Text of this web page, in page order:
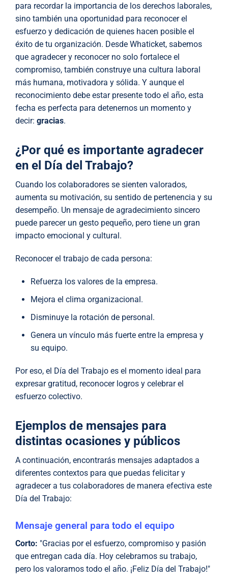
para recordar la importancia de los derechos laborales,
sino también una oportunidad para reconocer el
esfuerzo y dedicación de quienes hacen posible el
éxito de tu organización. Desde Whaticket, sabemos
que agradecer y reconocer no solo fortalece el
compromiso, también construye una cultura laboral
más humana, motivadora y sólida. Y aunque el
reconocimiento debe estar presente todo el año, esta
fecha es perfecta para detenernos un momento y
decir: gracias.
¿Por qué es importante agradecer
en el Día del Trabajo?
Cuando los colaboradores se sienten valorados,
aumenta su motivación, su sentido de pertenencia y su
desempeño. Un mensaje de agradecimiento sincero
puede parecer un gesto pequeño, pero tiene un gran
impacto emocional y cultural.
Reconocer el trabajo de cada persona:
Refuerza los valores de la empresa.
Mejora el clima organizacional.
Disminuye la rotación de personal.
Genera un vínculo más fuerte entre la empresa y
su equipo.
Por eso, el Día del Trabajo es el momento ideal para
expresar gratitud, reconocer logros y celebrar el
esfuerzo colectivo.
Ejemplos de mensajes para
distintas ocasiones y públicos
A continuación, encontrarás mensajes adaptados a
diferentes contextos para que puedas felicitar y
agradecer a tus colaboradores de manera efectiva este
Día del Trabajo:
Mensaje general para todo el equipo
Corto: "Gracias por el esfuerzo, compromiso y pasión
que entregan cada día. Hoy celebramos su trabajo,
pero los valoramos todo el año. ¡Feliz Día del Trabajo!"